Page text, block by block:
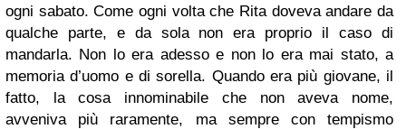
ogni sabato. Come ogni volta che Rita doveva andare da
qualche parte, e da sola non era proprio il caso di
mandarla. Non lo era adesso e non lo era mai stato, a
memoria d’uomo e di sorella. Quando era più giovane, il
fatto, la cosa innominabile che non aveva nome,
avveniva più raramente, ma sempre con tempismo